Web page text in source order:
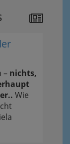
– nichts,
Wie